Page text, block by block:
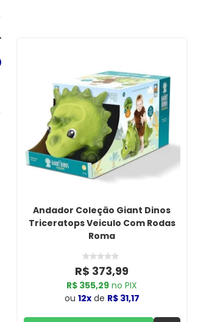
Andador Coleção Giant Dinos
Triceratops Veiculo Com Rodas
Roma
R$ 373,99
R$ 355,29 no PIX
ou 12xde R$ 31,17